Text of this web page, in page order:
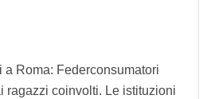
Roma: Federconsumatori
ragazzi coinvolti. Le istituzioni